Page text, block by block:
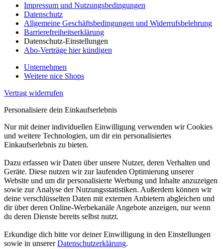
Impressum und Nutzungsbedingungen
Datenschutz
Allgemeine Geschäftsbedingungen und Widerrufsbelehrung
Barrierefreiheitserklärung
Datenschutz-Einstellungen
Abo-Verträge hier kündigen
Unternehmen
Weitere nice Shops
Vertrag widerrufen
Personalisiere dein Einkaufserlebnis
Nur mit deiner individuellen Einwilligung verwenden wir Cookies
und weitere Technologien, um dir ein personalisiertes
Einkaufserlebnis zu bieten.
Dazu erfassen wir Daten über unsere Nutzer, deren Verhalten und
Geräte. Diese nutzen wir zur laufenden Optimierung unserer
Website und um dir personalisierte Werbung und Inhalte anzuzeigen
sowie zur Analyse der Nutzungsstatistiken. Außerdem können wir
deine verschlüsselten Daten mit externen Anbietern abgleichen und
dir über deren Online-Werbekanäle Angebote anzeigen, nur wenn
du deren Dienste bereits selbst nutzt.
Erkundige dich bitte vor deiner Einwilligung in den Einstellungen
sowie in unsererDatenschutzerklärung.